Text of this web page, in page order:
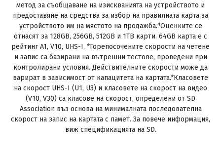
метод за съобщаване на изискванията на устройството и
предоставяне на средства за избор на правилната карта за
устройството им на мястото на продажба.⁴Оценките се
отнасят за 128GB, 256GB, 512GB и 1TB карти. 64GB карта е с
рейтинг A1, V10, UHS-I. *Горепосочените скорости на четене
и запис са базирани на вътрешни тестове, проведени при
контролирани условия. Действителните скорости може да
варират в зависимост от капацитета на картата.*Класовете
на скорост UHS-I (U1, U3) и класовете на скорост на видео
(V10, V30) са класове на скорост, определени от SD
Association въз основа на минималната последователна
скорост на запис на картата с памет. За повече информация,
виж спецификацията на SD.